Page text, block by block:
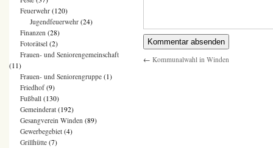
← Kommunalwahl in Winden
Feuerwehr (120)
Jugendfeuerwehr (24)
Finanzen (28)
Fotorätsel (2)
Frauen- und Seniorengemeinschaft
(11)
Frauen- und Seniorengruppe (1)
Friedhof(9)
Fußball (130)
Gemeinderat (192)
Gesangverein Winden (89)
Gewerbegebiet (4)
Grillhütte (7)